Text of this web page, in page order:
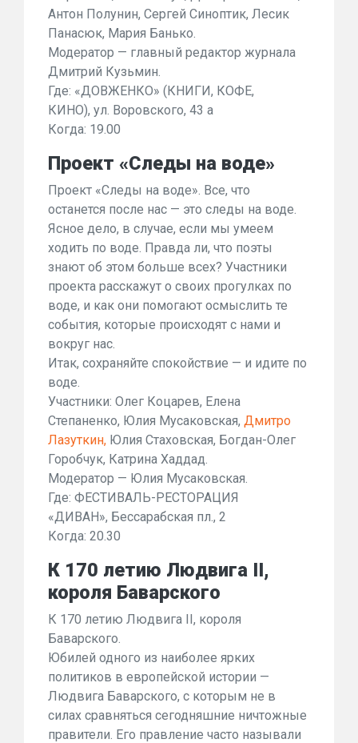
Антон Полунин, Сергей Синоптик, Лесик
Панасюк, Мария Банько.
Модератор — главный редактор журнала
Дмитрий Кузьмин.
Где: «ДОВЖЕНКО» (КНИГИ, КОФЕ,
КИНО), ул. Воровского, 43 а
Когда: 19.00
Проект «Следы на воде»
Проект «Следы на воде». Все, что
останется после нас — это следы на воде.
Ясное дело, в случае, если мы умеем
ходить по воде. Правда ли, что поэты
знают об этом больше всех? Участники
проекта расскажут о своих прогулках по
воде, и как они помогают осмыслить те
события, которые происходят с нами и
вокруг нас.
Итак, сохраняйте спокойствие — и идите по
воде.
Участники: Олег Коцарев, Елена
Степаненко, Юлия Мусаковская, Дмитро
Лазуткин, Юлия Стаховская, Богдан-Олег
Горобчук, Катрина Хаддад.
Модератор — Юлия Мусаковская.
Где: ФЕСТИВАЛЬ-РЕСТОРАЦИЯ
«ДИВАН», Бессарабская пл., 2
Когда: 20.30
К 170 летию Людвига ІІ,
короля Баварского
К 170 летию Людвига ІІ, короля
Баварского.
Юбилей одного из наиболее ярких
политиков в европейской истории —
Людвига Баварского, с которым не в
силах сравняться сегодняшние ничтожные
правители. Его правление часто называли